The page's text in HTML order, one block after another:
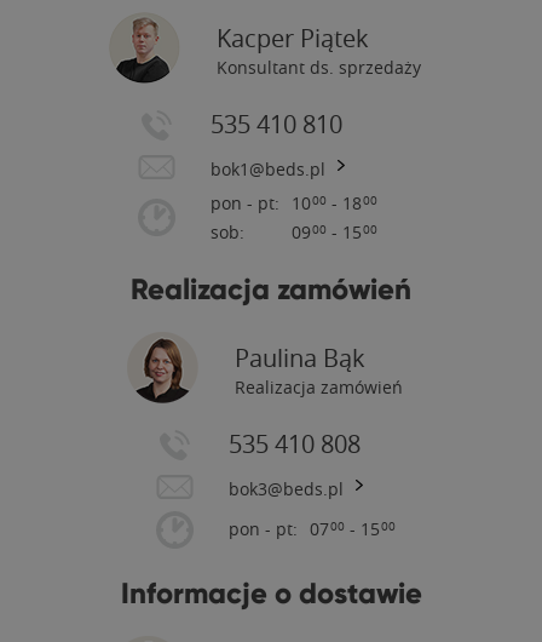
Kacper Piątek
Konsultant ds. sprzedaży
535 410 810
bok1@beds.pl
pon - pt:
sob:
1000 - 1800
0900 - 1500
Realizacja zamówień
Paulina Bąk
Realizacja zamówień
535 410 808
bok3@beds.pl
pon - pt: 0700 - 1500
Informacje o dostawie